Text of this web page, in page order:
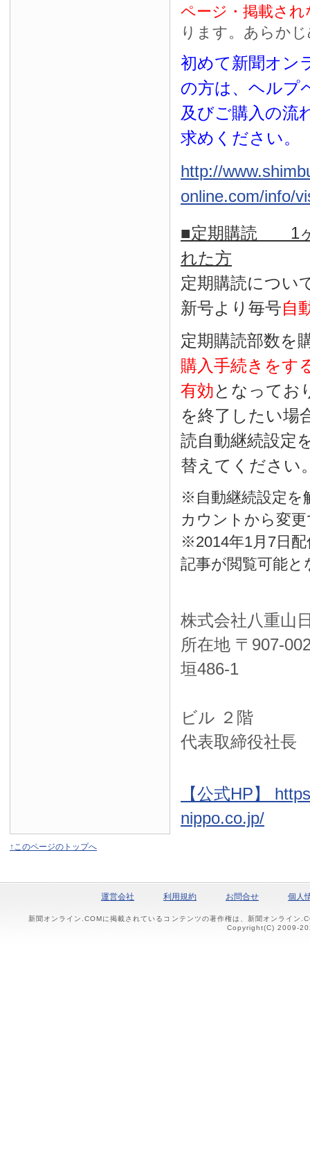
ページ・掲載され
ります。あらか
初めて新聞オン
の方は、ヘルプ
及びご購入の流
求めください。
http://
online.com/info/
■定期購読 1ヶ
れた方
定期購読につい
新号より毎号自
定期購読部数を
購入手続きをす
有効となってお
を終了したい場
読自動継続設定
替えてください
※自動継続設定を
カウントから変
※2014年1月7日
記事が閲覧可能
株式会社八重山
所在地 〒 907-
垣486-1
ビル ２階
代表取締役社
【公式HP】
nippo.co.jp/
↑このページのトップへ
運営会社 利用規約 お問合せ 個人
新聞オンライン.COMに掲載されているコンテンツの著作権は、新聞オンライン
Copyright(C) 2009-